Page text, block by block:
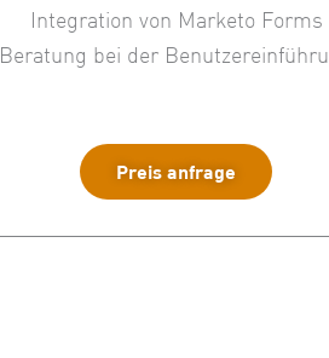
Integration von Marketo Forms
Beratung bei der
Preis anfrage